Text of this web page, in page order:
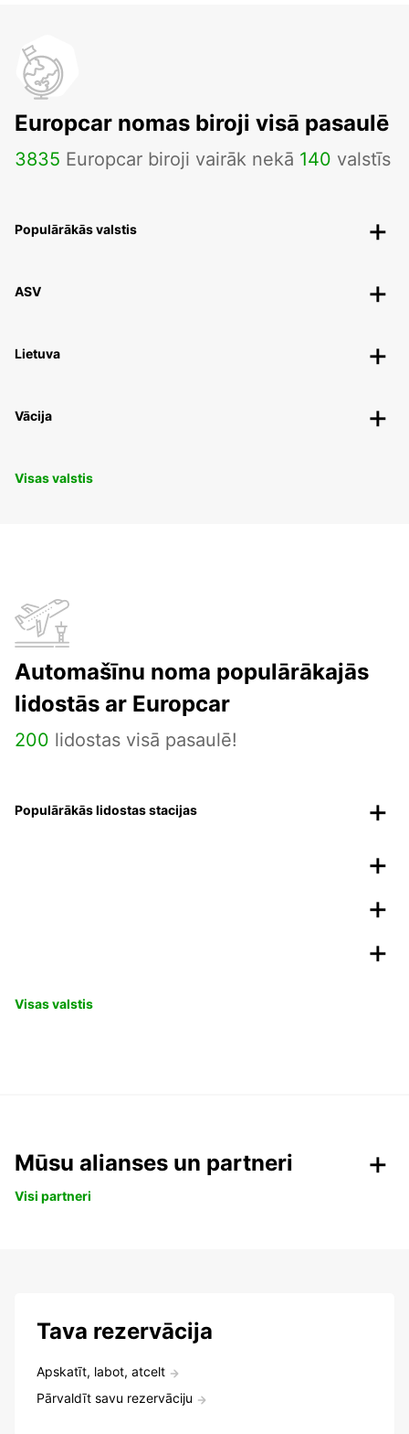
Europcar nomas biroji visā pasaulē
3835 Europcar biroji vairāk nekā 140 valstīs
Populārākās valstis
ASV
Lietuva
Vācija
Visas valstis
Automašīnu noma populārākajās
lidostās ar Europcar
200 lidostas visā pasaulē!
Populārākās lidostas stacijas
Visas valstis
Mūsu alianses un partneri
Visi partneri
Tava rezervācija
Apskatīt, labot, atcelt
Pārvaldīt savu rezervāciju